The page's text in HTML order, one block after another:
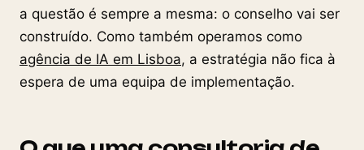
a questão é sempre a mesma: o conselho vai ser
construído. Como também operamos como
agência de IA em Lisboa, a estratégia não fica à
espera de uma equipa de implementação.